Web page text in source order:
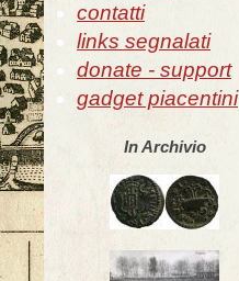
contatti
links segnalati
donate - support
gadget piacentini
In Archivio